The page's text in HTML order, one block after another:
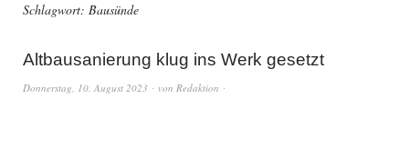
Schlagwort: Bausünde
Altbausanierung klug ins Werk gesetzt
Donnerstag, 10. August 2023 von Redaktion